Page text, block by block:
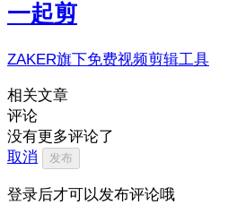
一起剪
ZAKER旗下免费视频剪辑工具
相关文章
评论
没有更多评论了
取消
发布
登录后才可以发布评论哦